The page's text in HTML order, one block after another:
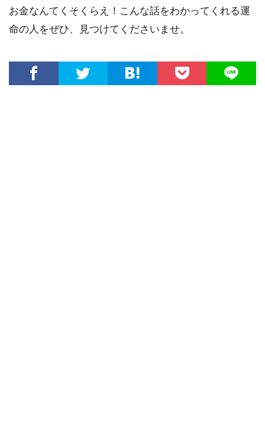
お金なんてくそくらえ！こんな話をわかってくれる運
命の人をぜひ、見つけてくださいませ。